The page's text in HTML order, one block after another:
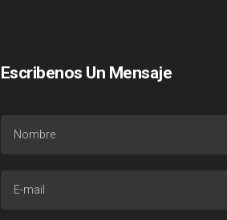
Escribenos Un Mensaje